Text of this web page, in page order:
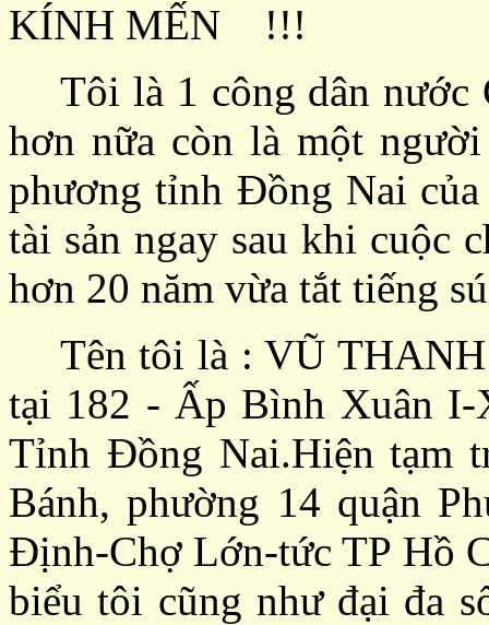
KÍNH MẾN !!!
Tôi là 1 công dânnước
hơn nữa còn là một
phương tỉnh Đồng Nai
tài sản ngay sau khi cuộc
hơn 20 năm vừa tắt tiếng
Têntôi là : VŨ
tại 182 - Ấp Bình Xuân I-
Tỉnh Đồng Nai.Hiện tạm
Bánh, phường 14 quận
Định-Chợ Lớn-tức TP Hồ
biểu tôi cũng như đại đa